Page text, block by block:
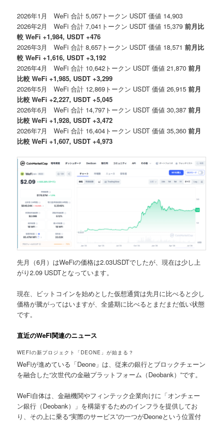
2026年1月 WeFi 合計 5,057トークン USDT 価値 14,903
2026年2月 WeFi 合計 7,041トークン USDT 価値 15,379前月比
較 WeFi +1,984, USDT +476
2026年3月 WeFi 合計 8,657トークン USDT 価値 18,571前月比
較 WeFi +1,616, USDT +3,192
2026年4月 WeFi 合計 10,642トークン USDT 価値 21,870前月
比較 WeFi +1,985, USDT +3,299
2026年5月 WeFi 合計 12,869トークン USDT 価値 26,915前月
比較 WeFi +2,227, USDT +5,045
2026年6月 WeFi 合計 14,797トークン USDT 価値 30,387前月
比較 WeFi +1,928, USDT +3,472
2026年7月 WeFi 合計 16,404トークン USDT 価値 35,360前月
比較 WeFi +1,607, USDT +4,973
先月（6月）はWeFiの価格は2.03USDTでしたが、現在は少し上
がり2.09 USDTとなっています。
現在、ビットコインを始めとした仮想通貨は先月に比べると少し
価格が騰がってはいますが、全盛期に比べるとまだまだ低い状態
です。
直近のWeFI関連のニュース
WEFIの新プロジェクト「DEONE」が始まる？
WeFiが進めている「Deone」は、従来の銀行とブロックチェーン
を融合した“次世代の金融プラットフォーム（Deobank）”です。
WeFi自体は、金融機関やフィンテック企業向けに「オンチェー
ン銀行（Deobank）」を構築するためのインフラを提供してお
り、その上に乗る“実際のサービス”の一つがDeoneという位置付